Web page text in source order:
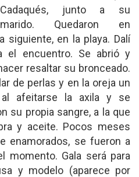
Cadaqués, junto a su
marido. Quedaron en
siguiente, en la playa. Dalí
el encuentro. Se abrió y
resaltar su bronceado.
de perlas y en la oreja un
afeitarse la axila y se
su propia sangre, a la que
y aceite. Pocos meses
enamorados, se fueron a
momento. Gala será para
y modelo (aparece por